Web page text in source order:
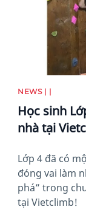
NEWS | |
Học sinh
nhà tại
Lớp 4 đã có
đóng vai làm
phá” trong
tại Vietclimb!